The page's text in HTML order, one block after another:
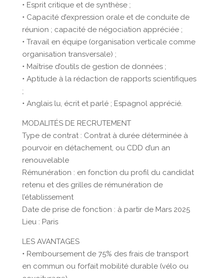
• Esprit critique et de synthèse ;
• Capacité d’expression orale et de conduite de
réunion ; capacité de négociation appréciée ;
• Travail en équipe (organisation verticale comme
organisation transversale) ;
• Maîtrise d’outils de gestion de données ;
• Aptitude à la rédaction de rapports scientifiques
;
• Anglais lu, écrit et parlé ; Espagnol apprécié.
MODALITÉS DE RECRUTEMENT
Type de contrat : Contrat à durée déterminée à
pourvoir en détachement, ou CDD d’un an
renouvelable
Rémunération : en fonction du profil du candidat
retenu et des grilles de rémunération de
l’établissement
Date de prise de fonction : à partir de Mars 2025
Lieu : Paris
LES AVANTAGES
• Remboursement de 75% des frais de transport
en commun ou forfait mobilité durable (vélo ou